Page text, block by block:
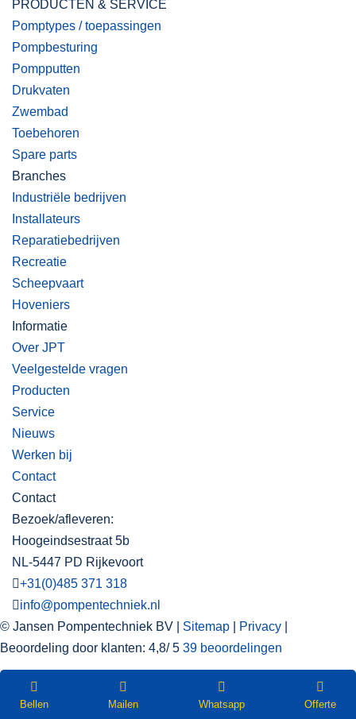
PRODUCTEN & SERVICE
Pomptypes / toepassingen
Pompbesturing
Pompputten
Drukvaten
Zwembad
Toebehoren
Spare parts
Branches
Industriële bedrijven
Installateurs
Reparatiebedrijven
Recreatie
Scheepvaart
Hoveniers
Informatie
Over JPT
Veelgestelde vragen
Producten
Service
Nieuws
Werken bij
Contact
Contact
Bezoek/afleveren:
Hoogeindsestraat 5b
NL-5447 PD Rijkevoort
+31(0)485 371 318
info@pompentechniek.nl
© Jansen Pompentechniek BV | Sitemap Privacy
Beoordeling door klanten: 4,8/5 39 beoordelingen
WEBSHOP Nieuwsbrief
Bellen Mailen Whatsapp Offerte